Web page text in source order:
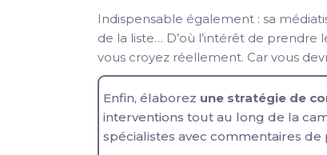
Indispensable également : sa
de la liste… D’où l’intérêt de
vous croyez réellement. Car vous
Enfin, élaborez une stratégie de
interventions tout au long de la
spécialistes avec commentaires de